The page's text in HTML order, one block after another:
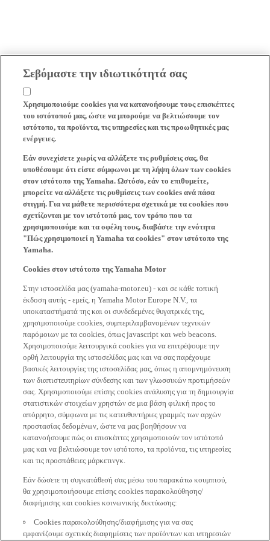
Σεβόμαστε την ιδιωτικότητά σας
Χρησιμοποιούμε cookies για να κατανοήσουμε τους επισκέπτες
του ιστότοπού μας, ώστε να μπορούμε να βελτιώσουμε τον
ιστότοπο, τα προϊόντα, τις υπηρεσίες και τις προωθητικές μας
ενέργειες.
Εάν συνεχίσετε χωρίς να αλλάξετε τις ρυθμίσεις σας, θα
υποθέσουμε ότι είστε σύμφωνοι με τη λήψη όλων των cookies
στον ιστότοπο της Yamaha. Ωστόσο, εάν το επιθυμείτε,
μπορείτε να αλλάξετε τις ρυθμίσεις των cookies ανά πάσα
στιγμή. Για να μάθετε περισσότερα σχετικά με τα cookies που
σχετίζονται με τον ιστότοπό μας, τον τρόπο που τα
χρησιμοποιούμε και τα οφέλη τους, διαβάστε την ενότητα
"Πώς χρησιμοποιεί η Yamaha τα cookies" στον ιστότοπο της
Yamaha.
Cookies στον ιστότοπο της Yamaha Motor
Στην ιστοσελίδα μας (yamaha-motor.eu) - και σε κάθε τοπική
έκδοση αυτής - εμείς, η Yamaha Motor Europe N.V., τα
υποκαταστήματά της και οι συνδεδεμένες θυγατρικές της,
χρησιμοποιούμε cookies, συμπεριλαμβανομένων τεχνικών
παρόμοιων με τα cookies, όπως javascript και web beacons.
Χρησιμοποιούμε λειτουργικά cookies για να επιτρέψουμε την
ορθή λειτουργία της ιστοσελίδας μας και να σας παρέχουμε
βασικές λειτουργίες της ιστοσελίδας μας, όπως η απομνημόνευση
των διαπιστευτηρίων σύνδεσης και των γλωσσικών προτιμήσεών
σας. Χρησιμοποιούμε επίσης cookies ανάλυσης για τη δημιουργία
στατιστικών στοιχείων χρηστών σε μια βάση φιλική προς το
απόρρητο, σύμφωνα με τις κατευθυντήριες γραμμές των αρχών
προστασίας δεδομένων, ώστε να μας βοηθήσουν να
κατανοήσουμε πώς οι επισκέπτες χρησιμοποιούν τον ιστότοπό
μας και να βελτιώσουμε τον ιστότοπο, τα προϊόντα, τις υπηρεσίες
και τις προσπάθειες μάρκετινγκ.
Εάν δώσετε τη συγκατάθεσή σας μέσω του παρακάτω κουμπιού,
θα χρησιμοποιήσουμε επίσης cookies παρακολούθησης/
διαφήμισης και cookies κοινωνικής δικτύωσης:
Cookies παρακολούθησης/διαφήμισης για να σας
εμφανίζουμε σχετικές διαφημίσεις των προϊόντων και υπηρεσιών